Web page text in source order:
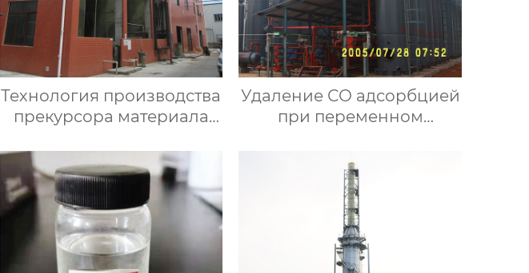
Технология производства
прекурсора материала
Удаление СО адсорбцией
при переменном